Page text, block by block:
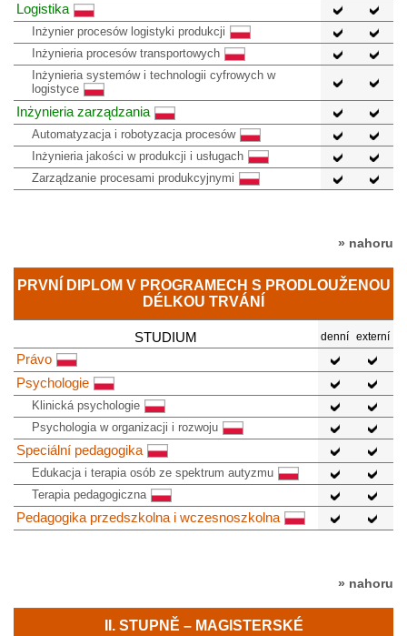
Logistika
Inżynier procesów logistyki produkcji
Inżynieria procesów transportowych
Inżynieria systemów i technologii cyfrowych w
logistyce
Inżynieria zarządzania
Automatyzacja i robotyzacja procesów
Inżynieria jakości w produkcji i usługach
Zarządzanie procesami produkcyjnymi
» nahoru
PRVNÍ DIPLOM V PROGRAMECH S PRODLOUŽENOU
DÉLKOU TRVÁNÍ
STUDIUM denní externí
Právo
Psychologie
Klinická psychologie
Psychologia w organizacji i rozwoju
Speciální pedagogika
Edukacja i terapia osób ze spektrum autyzmu
Terapia pedagogiczna
Pedagogika przedszkolna i wczesnoszkolna
» nahoru
II. STUPNĚ – MAGISTERSKÉ